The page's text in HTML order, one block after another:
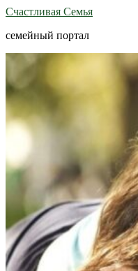
Счастливая Семья
семейный портал